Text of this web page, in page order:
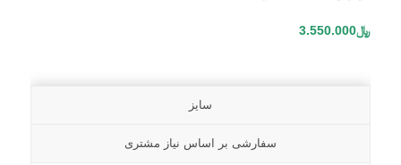
﷼3.550.000
سایز
سفارشی بر اساس نیاز مشتری